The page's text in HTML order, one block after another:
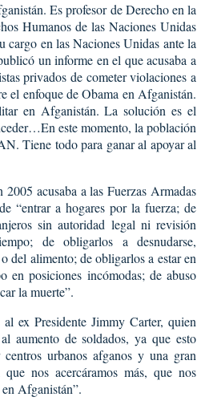
Es profesor de Derecho en la
Humanos de las Naciones Unidas
en las Naciones Unidas ante la
un informe en el que acusaba a
privados de cometer violaciones a
el enfoque de Obama en Afganistán.
en Afganistán. La solución es el
este momento, la población
Tiene todo para ganar al apoyar al
acusaba a las Fuerzas Armadas
“entrar a hogares por la fuerza; de
sin autoridad legal ni revisión
de obligarlos a desnudarse,
del alimento; de obligarlos a estar en
en posiciones incómodas; de abuso
la muerte”.
ex Presidente Jimmy Carter, quien
aumento de soldados, ya que esto
urbanos afganos y una gran
nos acercáramos más, que nos
Afganistán”.